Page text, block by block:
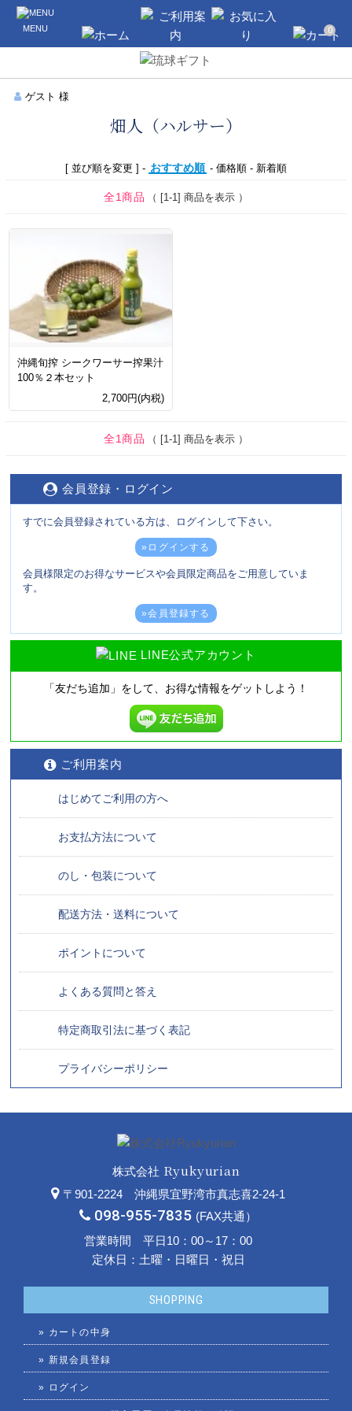
沖縄のギフト・引き出物の通販なら琉球
ギフト
ゲスト 様
畑人（ハルサー）
[ 並び順を変更 ] - おすすめ順 - 価格順- 新着順
全1商品 （ [1-1] 商品を表示 ）
沖縄旬搾 シークワーサー搾果汁
100％２本セット
2,700円(内税)
全1商品 （ [1-1] 商品を表示 ）
会員登録・ログイン
すでに会員登録されている方は、ログインして下さい。
»ログインする
会員様限定のお得なサービスや会員限定商品をご用意していま
す。
»会員登録する
LINE公式アカウント
「友だち追加」をして、 お得な情報をゲットしよう！
ご利用案内
はじめてご利用の方へ
お支払方法について
のし・包装について
配送方法・送料について
ポイントについて
よくある質問と答え
特定商取引法に基づく表記
プライバシーポリシー
株式会社 Ryukyurian
〒901-2224 沖縄県宜野湾市真志喜2-24-1
098-955-7835 (FAX共通）
営業時間 平日10：00～17：00
定休日：土曜・日曜日・祝日
SHOPPING
» カートの中身
» 新規会員登録
» ログイン
ご利用案内
0
MENU